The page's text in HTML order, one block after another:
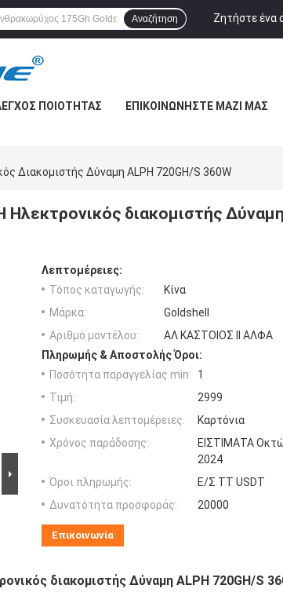
Ζητήστε ένα
Αναζήτηση
ΠΟΙΌΤΗΤΑΣ ΕΠΙΚΟΙΝΩΝΉΣΤΕ ΜΑΖΊ ΜΑΣ
Διακομιστής Δύναμη ALPH 720GH/S 360W
Ηλεκτρονικός διακομιστής
Λεπτομέρειες:
Τόπος καταγωγής:
Κίνα
Μάρκα:
Goldshell
Αριθμό μοντέλου:
ΑΛ ΚΑΣΤΟΙΟΣ ΙΙ ΑΛΦΑ
Πληρωμής & Αποστολής Όροι:
Ποσότητα παραγγελίας min:
1
Τιμή:
2999
Συσκευασία λεπτομέρειες:
Καρτόνια
Χρόνος παράδοσης:
ΕΙΣΤΙΜΑΤΑ
2024
Όροι πληρωμής:
Ε/Σ TT USDT
Δυνατότητα προσφοράς:
20000
Επικοινωνία
διακομιστής Δύναμη ALPH 720GH/S